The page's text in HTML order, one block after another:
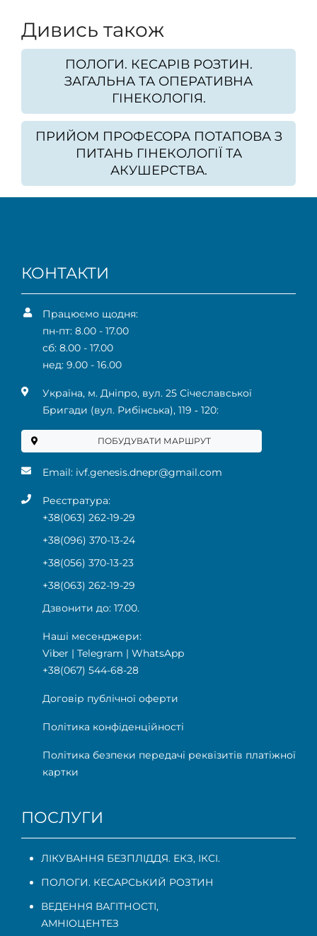
Дивись також
ПОЛОГИ. КЕСАРІВ РОЗТИН.
ЗАГАЛЬНА ТА ОПЕРАТИВНА
ГІНЕКОЛОГІЯ.
ПРИЙОМ ПРОФЕСОРА ПОТАПОВА З
ПИТАНЬ ГІНЕКОЛОГІЇ ТА
АКУШЕРСТВА.
КОНТАКТИ
Працюємо щодня:
пн-пт: 8.00 - 17.00
сб: 8.00 - 17.00
нед: 9.00 - 16.00
Українa, м. Дніпро, вул. 25 Січеславської
Бригади (вул. Рибінська), 119 ‑ 120:
ПОБУДУВАТИ МАРШРУТ
Email: ivf.genesis.dnepr@gmail.com
Реєстратура:
+38(063) 262-19-29
+38(096) 370-13-24
+38(056) 370-13-23
+38(063) 262-19-29
Дзвонити до: 17.00.
Наші месенджери:
Viber | Telegram | WhatsApp
+38(067) 544-68-28
Договір публічної оферти
Політика конфіденційності
Політика безпеки передачі реквізитів платіжної
картки
ПОСЛУГИ
ЛІКУВАННЯ БЕЗПЛІДДЯ. ЕКЗ, ІКСІ.
ПОЛОГИ. КЕСАРСЬКИЙ РОЗТИН
ВЕДЕННЯ ВАГІТНОСТІ,
АМНІОЦЕНТЕЗ